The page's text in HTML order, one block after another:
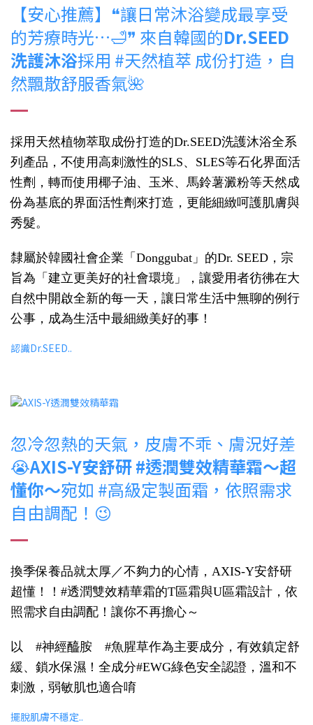
【安心推薦】❝讓日常沐浴變成最享受
的芳療時光…🛁❞ 來自韓國的Dr.SEED
洗護沐浴採用 #天然植萃 成份打造，自
然飄散舒服香氣🌺
採用天然植物萃取成份打造的Dr.SEED洗護沐浴全系
列產品，不使用高刺激性的SLS、SLES等石化界面活
性劑，轉而使用椰子油、玉米、馬鈴薯澱粉等天然成
份為基底的界面活性劑來打造，更能細緻呵護肌膚與
秀髮。
隸屬於韓國社會企業「Donggubat」的Dr. SEED，宗
旨為「建立更美好的社會環境」，讓愛用者彷彿在大
自然中開啟全新的每一天，讓日常生活中無聊的例行
公事，成為生活中最細緻美好的事！
認識Dr.SEED..
忽冷忽熱的天氣，皮膚不乖、膚況好差
😭AXIS-Y安舒研 #透潤雙效精華霜～超
懂你～宛如 #高級定製面霜，依照需求
自由調配！😉
換季保養品就太厚／不夠力的心情，AXIS-Y安舒研
超懂！！#透潤雙效精華霜的T區霜與U區霜設計，依
照需求自由調配！讓你不再擔心～
以 #神經醯胺 #魚腥草作為主要成分，有效鎮定舒
緩、鎖水保濕！全成分#EWG綠色安全認證，溫和不
刺激，弱敏肌也適合唷
擺脫肌膚不穩定..